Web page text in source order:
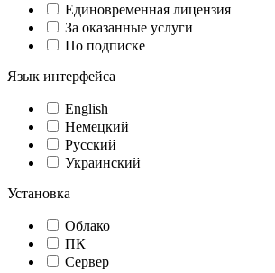
Единовременная лицензия
За оказанные услуги
По подписке
Язык интерфейса
English
Немецкий
Русский
Украинский
Установка
Облако
ПК
Сервер